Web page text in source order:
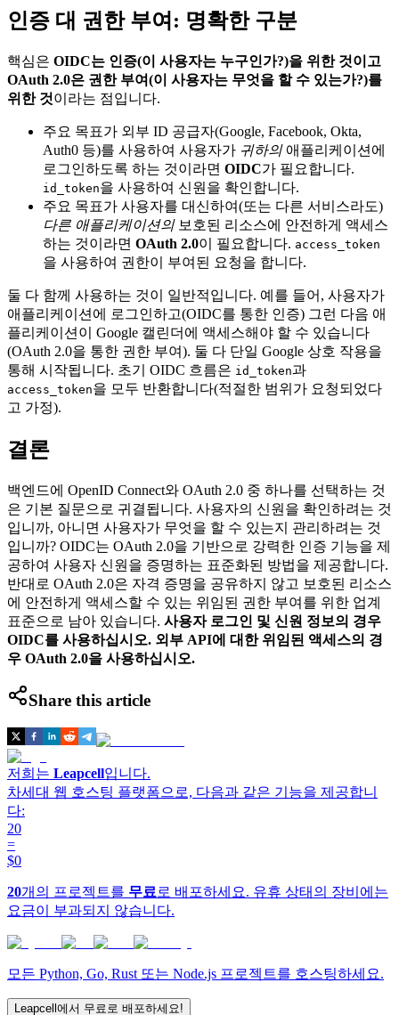
인증 대 권한 부여: 명확한 구분
핵심은 OIDC는 인증(이 사용자는 누구인가?)을 위한 것이고
OAuth 2.0은 권한 부여(이 사용자는 무엇을 할 수 있는가?)를
위한 것이라는 점입니다.
주요 목표가 외부 ID 공급자(Google, Facebook, Okta,
Auth0 등)를 사용하여 사용자가 귀하의애플리케이션에
로그인하도록 하는 것이라면 OIDC가 필요합니다.
id_token을 사용하여 신원을 확인합니다.
주요 목표가 사용자를 대신하여(또는 다른 서비스라도)
다른 애플리케이션의보호된 리소스에 안전하게 액세스
하는 것이라면 OAuth 2.0이 필요합니다. access_token
을 사용하여 권한이 부여된 요청을 합니다.
둘 다 함께 사용하는 것이 일반적입니다. 예를 들어, 사용자가
애플리케이션에 로그인하고(OIDC를 통한 인증) 그런 다음 애
플리케이션이 Google 캘린더에 액세스해야 할 수 있습니다
(OAuth 2.0을 통한 권한 부여). 둘 다 단일 Google 상호 작용을
통해 시작됩니다. 초기 OIDC 흐름은 id_token과
access_token을 모두 반환합니다(적절한 범위가 요청되었다
고 가정).
결론
백엔드에 OpenID Connect와 OAuth 2.0 중 하나를 선택하는 것
은 기본 질문으로 귀결됩니다. 사용자의 신원을 확인하려는 것
입니까, 아니면 사용자가 무엇을 할 수 있는지 관리하려는 것
입니까? OIDC는 OAuth 2.0을 기반으로 강력한 인증 기능을 제
공하여 사용자 신원을 증명하는 표준화된 방법을 제공합니다.
반대로 OAuth 2.0은 자격 증명을 공유하지 않고 보호된 리소스
에 안전하게 액세스할 수 있는 위임된 권한 부여를 위한 업계
표준으로 남아 있습니다. 사용자 로그인 및 신원 정보의 경우
OIDC를 사용하십시오. 외부 API에 대한 위임된 액세스의 경
우 OAuth 2.0을 사용하십시오.
Share this article
저희는 Leapcell입니다.
차세대 웹 호스팅 플랫폼으로, 다음과 같은 기능을 제공합니
다:
20
=
$0
20개의 프로젝트를 무료 로 배포하세요. 유휴 상태의 장비에는
요금이 부과되지 않습니다.
모든 Python, Go, Rust 또는 Node.js 프로젝트를 호스팅하세요.
Leapcell에서 무료로 배포하세요!